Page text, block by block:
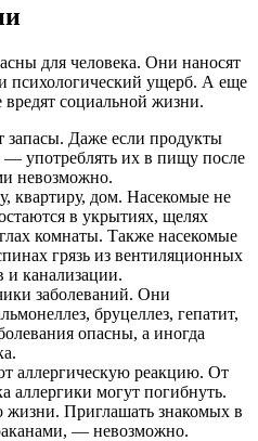
для человека. Они наносят
психологический ущерб. А еще
социальной жизни.
Даже если продукты
— употреблять их в пищу после
невозможно.
квартиру, дом. Насекомые не
в укрытиях, щелях
комнаты. Также насекомые
грязь из вентиляционных
и канализации.
заболеваний. Они
бруцеллез, гепатит,
опасны, а иногда
аллергическую реакцию. От
аллергики могут погибнуть.
жизни. Приглашать знакомых в
— невозможно.